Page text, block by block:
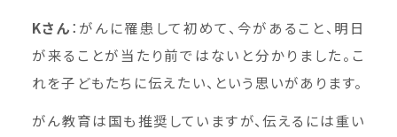
Kさん：がんに罹患して初めて、今があること、明日
が来ることが当たり前ではないと分かりました。こ
れを子どもたちに伝えたい、という思いがあります。
がん教育は国も推奨していますが、伝えるには重い